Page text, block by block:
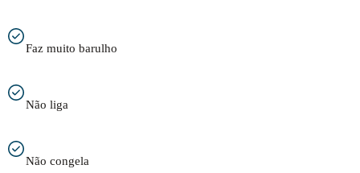
Faz muito barulho
Não liga
Não congela